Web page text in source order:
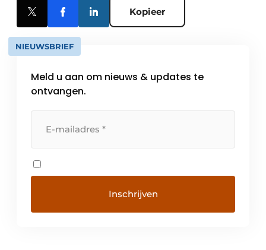
Kopieer
NIEUWSBRIEF
Meld u aan om nieuws & updates te
ontvangen.